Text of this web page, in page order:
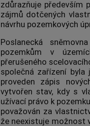
zdůrazňuje především
zájmů dotčených
návrhu pozemkových
Poslanecká
pozemkům v
přerušeného
společná zařízení
proveden zápis
vytvořen stav, kdy s
užívací právo k
považován za
že neexistuje možnost